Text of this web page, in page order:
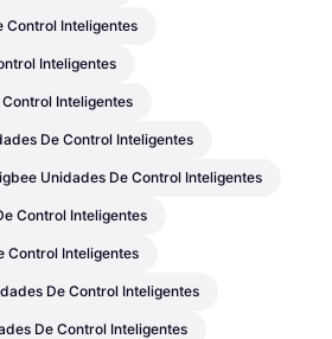
Control Inteligentes
Inteligentes
Inteligentes
De Control Inteligentes
Unidades De Control Inteligentes
Control Inteligentes
Control Inteligentes
De Control Inteligentes
De Control Inteligentes